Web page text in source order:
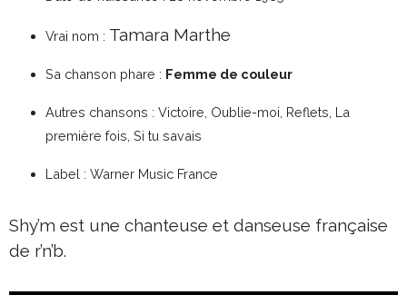
Vrai nom : Tamara Marthe
Sa chanson phare : Femme de couleur
Autres chansons : Victoire, Oublie-moi, Reflets, La
première fois, Si tu savais
Label : Warner Music France
Shy’m est une chanteuse et danseuse française
de r’n’b.